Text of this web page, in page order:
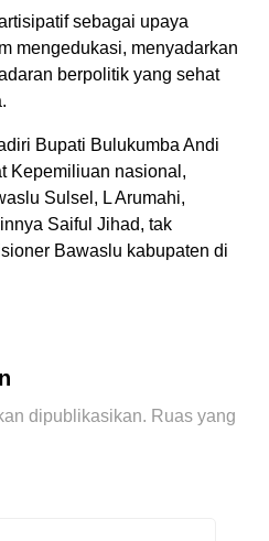
sebagai upaya
mengedukasi, menyadarkan
berpolitik yang sehat
Bupati Bulukumba Andi
Kepemiliuan nasional,
Sulsel, L Arumahi,
Saiful Jihad, tak
Bawaslu kabupaten di
dipublikasikan. Ruas yang